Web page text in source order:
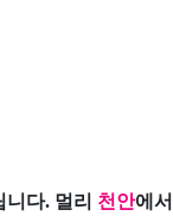
다. 멀리 천안에서